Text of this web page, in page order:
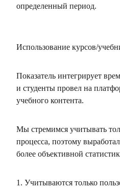
определенный период.
Использование курсов/
Показатель интегрирует
и студенты провел на
учебного контента.
Мы стремимся учитывать
процесса, поэтому
более объективной
1. Учитываются только